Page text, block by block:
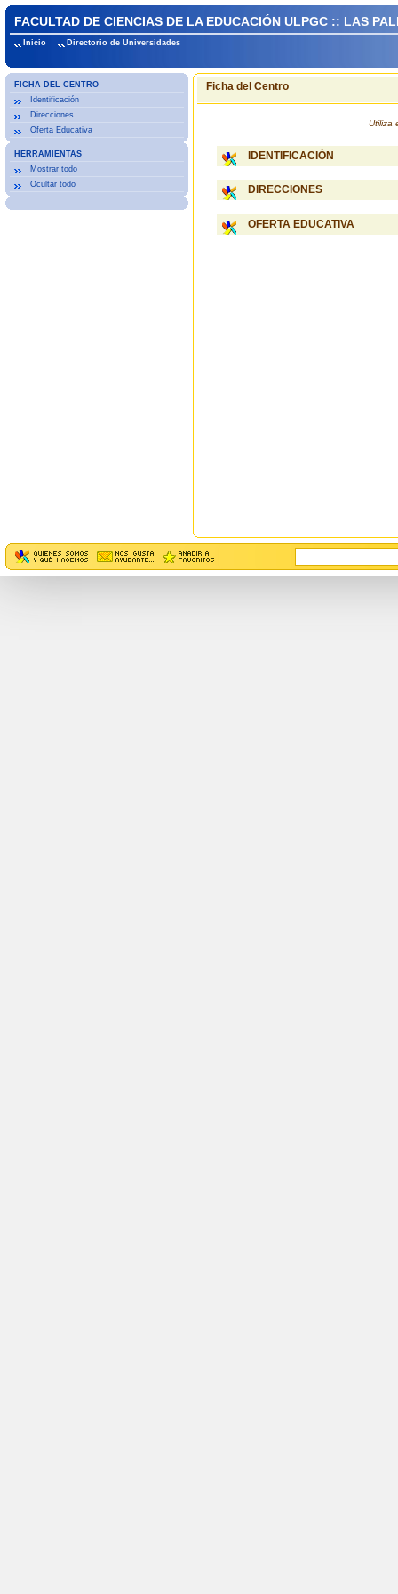
FACULTAD DE CIENCIAS DE LA EDUCACIÓN ULPGC :: LAS
Inicio Directorio de Universidades
FICHA DEL CENTRO
Identificación
Direcciones
Oferta Educativa
HERRAMIENTAS
Mostrar todo
Ocultar todo
Ficha del Centro
Utiliza
IDENTIFICACIÓN
DIRECCIONES
OFERTA EDUCATIVA